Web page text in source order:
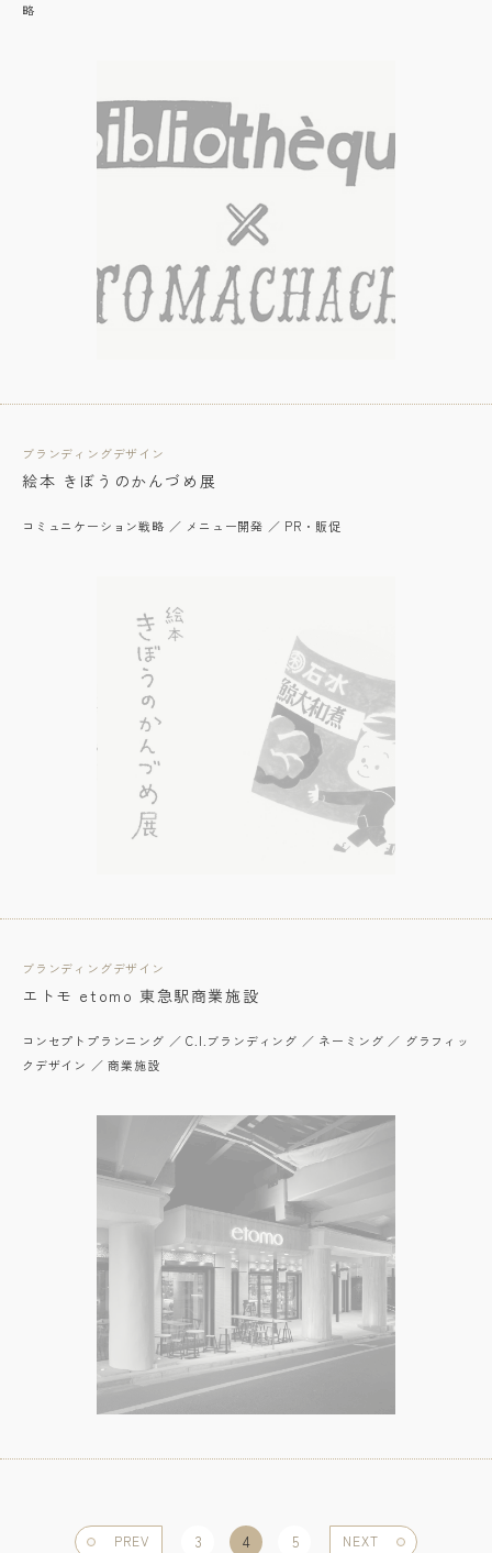
略
ブランディングデザイン
絵本 きぼうのかんづめ展
コミュニケーション戦略 ／ メニュー開発 ／ PR・販促
ブランディングデザイン
エトモ etomo 東急駅商業施設
コンセプトプランニング ／ C.I.ブランディング ／ ネーミング ／ グラフィッ
クデザイン ／ 商業施設
PREV 3 4 5 NEXT